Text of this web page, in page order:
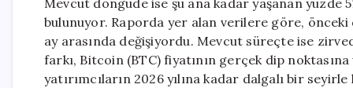
Mevcut döngüde ise şu ana kadar yaşanan yüzde
bulunuyor. Raporda yer alan verilere göre,
ay arasında değişiyordu. Mevcut süreçte ise
farkı, Bitcoin (BTC) fiyatının gerçek dip
yatırımcıların 2026 yılına kadar dalgalı bir